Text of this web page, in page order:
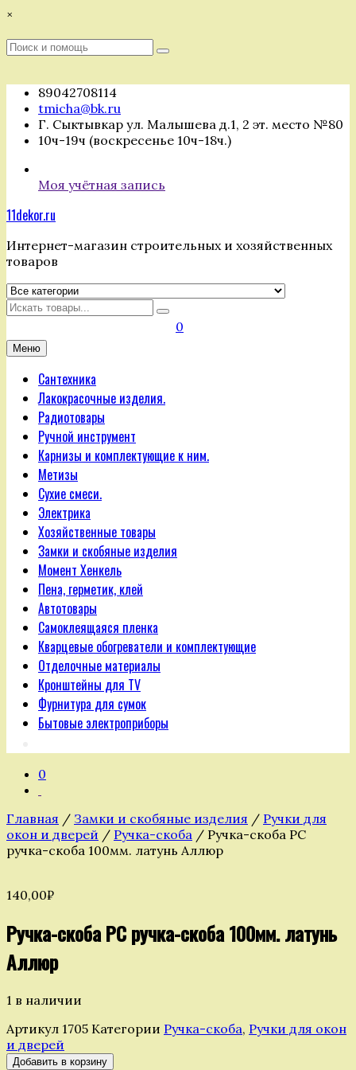
Перейти
содержимому
×
Поиск
Поиск
89042708114
tmicha@bk.ru
Г. Сыктывкар ул. Малышева д.1, 2 эт. место №80
10ч-19ч (воскресенье 10ч-18ч.)
Моя учётная запись
11dekor.ru
Интернет-магазин строительных и хозяйственных
товаров
Искать
0
Меню
Сантехника
Лакокрасочные изделия.
Радиотовары
Ручной инструмент
Карнизы и комплектующие к ним.
Метизы
Сухие смеси.
Электрика
Хозяйственные товары
Замки и скобяные изделия
Момент Хенкель
Пена, герметик, клей
Автотовары
Самоклеящаяся пленка
Кварцевые обогреватели и комплектующие
Отделочные материалы
Кронштейны для TV
Фурнитура для сумок
Бытовые электроприборы
0
Главная / Замки и скобяные изделия / Ручки для
окон и дверей / Ручка-скоба / Ручка-скоба РС
ручка-скоба 100мм. латунь Аллюр
140,00₽
Ручка-скоба РС ручка-скоба 100мм. латунь
Аллюр
1 в наличии
Артикул 1705 Категории Ручка-скоба, Ручки для окон
и дверей
Количество
Добавить в корзину